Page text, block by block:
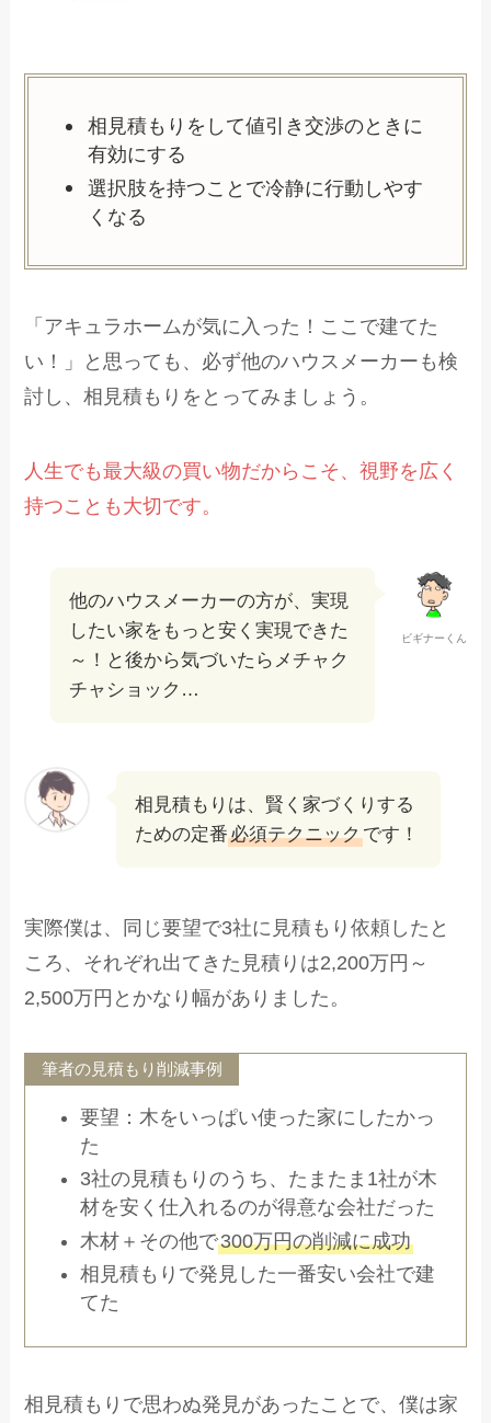
相見積もりをして値引き交渉のときに
有効にする
選択肢を持つことで冷静に行動しやす
くなる
「アキュラホームが気に入った！ここで建てた
い！」と思っても、必ず他のハウスメーカーも検
討し、相見積もりをとってみましょう。
人生でも最大級の買い物だからこそ、視野を広く
持つことも大切です。
ビギナーくん
他のハウスメーカーの方が、実現
したい家をもっと安く実現できた
～！と後から気づいたらメチャク
チャショック…
相見積もりは、賢く家づくりする
ための定番必須テクニックです！
実際僕は、同じ要望で3社に見積もり依頼したと
ころ、それぞれ出てきた見積りは2,200万円～
2,500万円とかなり幅がありました。
筆者の見積もり削減事例
要望：木をいっぱい使った家にしたかっ
た
3社の見積もりのうち、たまたま1社が木
材を安く仕入れるのが得意な会社だった
木材＋その他で300万円の削減に成功
相見積もりで発見した一番安い会社で建
てた
相見積もりで思わぬ発見があったことで、僕は家